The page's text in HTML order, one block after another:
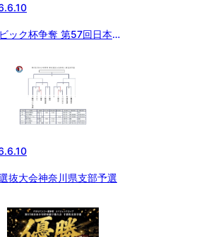
ック杯争奪 第57回日本少
抜大会神奈川県支部予選